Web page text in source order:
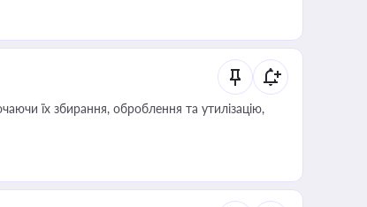
їх збирання, оброблення та утилізацію,